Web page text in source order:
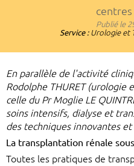
centres
Publié le
Service : Urologie et
En parallèle de l'activité
Rodolphe THURET
celle du Pr Moglie LE
soins intensifs, dialyse et
des techniques innovantes
La transplantation rénale
Toutes les pratiques de